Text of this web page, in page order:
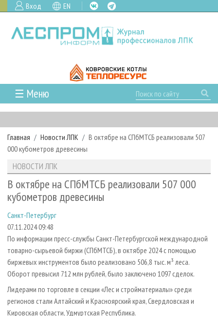
Вход EN
☰ Меню
ГЛАВНАЯ
РУБРИКИ И ТЕМЫ
РУБРИКИ ЖУРНАЛА
ЛЕСОЗАГОТОВКА
ЛЕСОПИЛЕНИЕ
СУШКА ДРЕВЕСИНЫ
ПРОИЗВОДСТВО ДРЕВЕСНЫХ ПЛИТ
ДЕРЕВЯННОЕ ДОМОСТРОЕНИЕ
ПРОИЗВОДСТВО МЕБЕЛИ
БИОЭНЕРГЕТИКА
ЦБП
НОВОСТИ
НОВОСТИ ЛПК
НОВОСТИ ЖУРНАЛА
ПРОЕКТЫ ЛПИ
АНАЛИТИКА
ПРЕДПРИЯТИЯ ЛПК
ПЕРСОНЫ
МОБИЛЬНЫЕ ВЫСТАВКИ
ОФИЦИАЛЬНЫЕ ДЕЛЕГАЦИИ
ПРИОРИТЕТНЫЕ ИНВЕСТПРОЕКТЫ
RUSSIAN FORESTRY REVIEW
ГАЗЕТА ЛЕСПРОМФОРУМ
АРХИВ ЖУРНАЛОВ
О ЖУРНАЛЕ
ПОДПИСКА
КОНТАКТЫ
РЕКЛАМОДАТЕЛЯМ
РЕКЛАМА
РЕКЛАМА НА САЙТЕ
Главная Новости ЛПК
В октябре на СПбМТСБ реализовали 507
000 кубометров древесины
НОВОСТИ ЛПК
В октябре на СПбМТСБ реализовали 507 000
кубометров древесины
Санкт-Петербург
07.11.2024 09:48
По информации пресс-службы Санкт-Петербургской международной
товарно-сырьевой биржи (СПбМТСБ), в октябре 2024 с помощью
биржевых инструментов было реализовано 506,8 тыс. м³ леса.
Оборот превысил 712 млн рублей, было заключено 1097 сделок.
Лидерами по торговле в секции «Лес и стройматериалы» среди
регионов стали Алтайский и Красноярский края, Свердловская и
Кировская области, Удмуртская Республика.